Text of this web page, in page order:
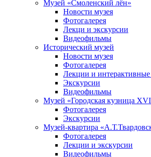
Музей «Смоленский лён»
Новости музея
Фотогалерея
Лекци и экскурсии
Видеофильмы
Исторический музей
Новости музея
Фотогалерея
Лекции и
Экскурсии
Видеофильмы
Музей «Городская кузница
Фотогалерея
Экскурсии
Музей-квартира
Фотогалерея
Лекции и экскурсии
Видеофильмы